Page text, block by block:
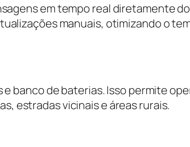
em tempo real diretamente
manuais, otimizando o
banco de baterias. Isso permite
estradas vicinais e áreas rurais.